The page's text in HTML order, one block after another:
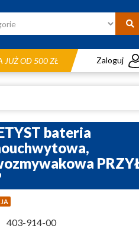
JUŻ OD 500 ZŁ Zaloguj
bateria
403-914-00